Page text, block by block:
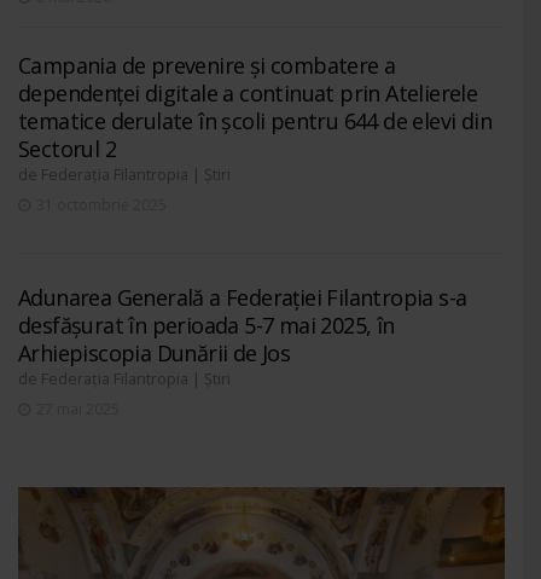
Campania de prevenire și combatere a
dependenței digitale a continuat prin Atelierele
tematice derulate în școli pentru 644 de elevi din
Sectorul 2
de Federația Filantropia | Știri
Adunarea Generală a Federației Filantropia s-a
desfășurat în perioada 5-7 mai 2025, în
Arhiepiscopia Dunării de Jos
de Federația Filantropia | Știri